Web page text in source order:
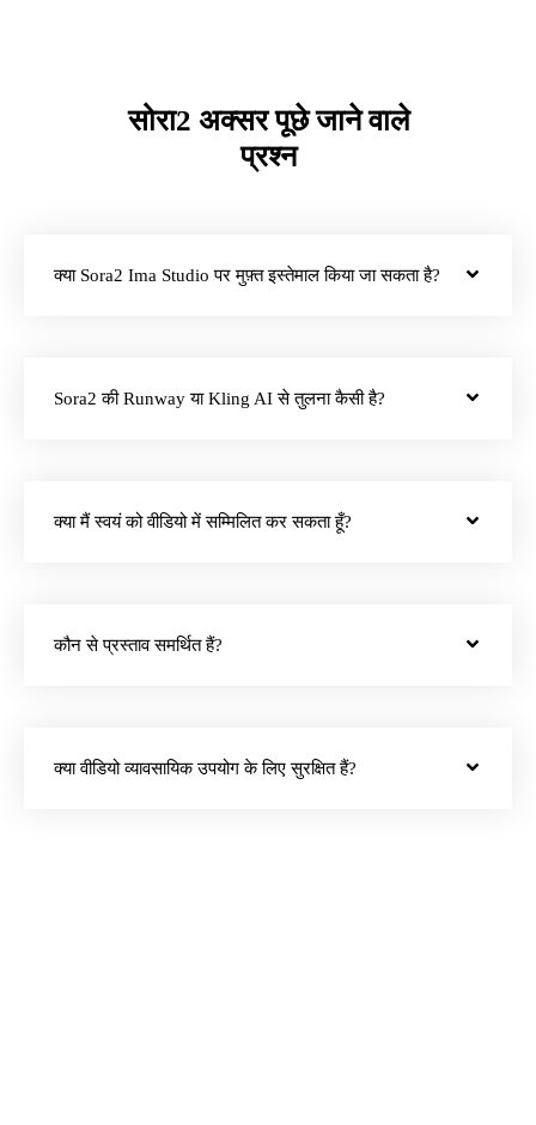
सोरा2 अक्सर पूछे जाने वाले
प्रश्न
क्या Sora2 Ima Studio पर मुफ़्त इस्तेमाल किया जा सकता है?
Sora2 की Runway या Kling AI से तुलना कैसी है?
क्या मैं स्वयं को वीडियो में सम्मिलित कर सकता हूँ?
कौन से प्रस्ताव समर्थित हैं?
क्या वीडियो व्यावसायिक उपयोग के लिए सुरक्षित हैं?